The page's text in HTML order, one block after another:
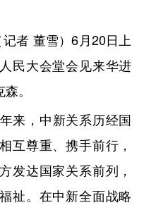
者 董雪）6月20日上
民大会堂会见来华进
。
，中新关系历经国
互尊重、携手前行，
发达国家关系前列，
祉。在中新全面战略